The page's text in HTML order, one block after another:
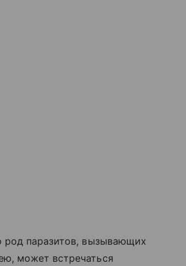
род паразитов, вызывающих
может встречаться